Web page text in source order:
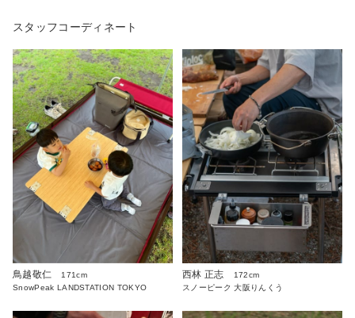
スタッフコーディネート
鳥越敬仁
171cm
SnowPeak LANDSTATION TOKYO
西林 正志
172cm
スノーピーク 大阪りんくう